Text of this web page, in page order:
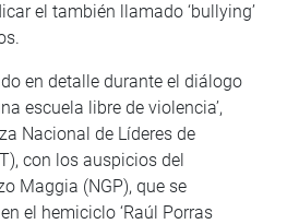
el también llamado ‘bullying’
en detalle durante el diálogo
escuela libre de violencia’,
Nacional de Líderes de
con los auspicios del
Maggia (NGP), que se
el hemiciclo ‘Raúl Porras